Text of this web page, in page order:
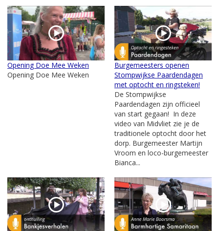
Opening Doe Mee Weken
Opening Doe Mee Weken
Burgemeesters openen
Stompwijkse Paardendagen
met optocht en ringsteken!
De Stompwijkse
Paardendagen zijn officieel
van start gegaan! In deze
video van Midvliet zie je de
traditionele optocht door het
dorp. Burgemeester Martijn
Vroom en loco-burgemeester
Bianca...